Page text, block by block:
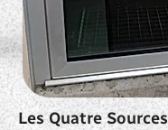
Les Quatre Sources